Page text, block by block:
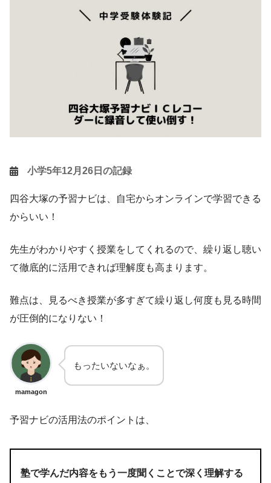
小学5年12月26日の記録
四谷大塚の予習ナビは、自宅からオンラインで学習できる
からいい！
先生がわかりやすく授業をしてくれるので、繰り返し聴い
て徹底的に活用できれば理解度も高まります。
難点は、見るべき授業が多すぎて繰り返し何度も見る時間
が圧倒的になりない！
mamagon
もったいないなぁ。
予習ナビの活用法のポイントは、
塾で学んだ内容をもう一度聞くことで深く理解する